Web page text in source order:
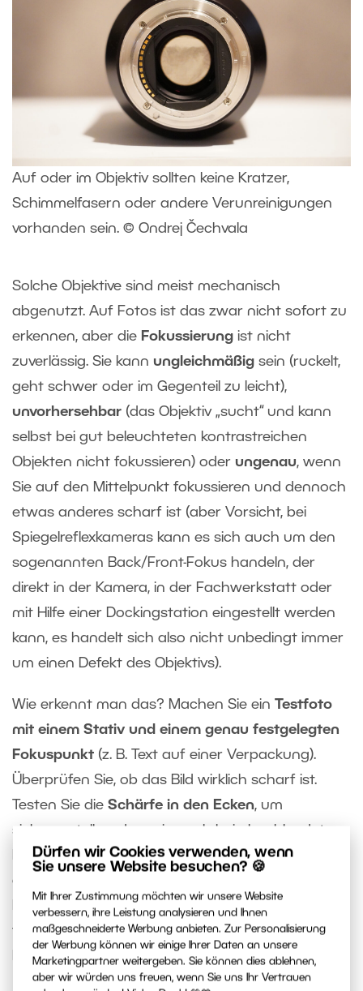
Dürfen wir Cookies verwenden, wenn
Sie unsere Website besuchen? 🍪
Mit Ihrer Zustimmung möchten wir unsere Website
verbessern, ihre Leistung analysieren und Ihnen
maßgeschneiderte Werbung anbieten. Zur Personalisierung
der Werbung können wir einige Ihrer Daten an unsere
Marketingpartner weitergeben. Sie können dies ablehnen,
aber wir würden uns freuen, wenn Sie uns Ihr Vertrauen
Auf oder im Objektiv sollten keine Kratzer,
Schimmelfasern oder andere Verunreinigungen
vorhanden sein. © Ondrej Čechvala
Solche Objektive sind meist mechanisch
abgenutzt. Auf Fotos ist das zwar nicht sofort zu
erkennen, aber die Fokussierung ist nicht
zuverlässig. Sie kann ungleichmäßig sein (ruckelt,
geht schwer oder im Gegenteil zu leicht),
unvorhersehbar (das Objektiv „sucht“ und kann
selbst bei gut beleuchteten kontrastreichen
Objekten nicht fokussieren) oder ungenau, wenn
Sie auf den Mittelpunkt fokussieren und dennoch
etwas anderes scharf ist (aber Vorsicht, bei
Spiegelreflexkameras kann es sich auch um den
sogenannten Back/Front-Fokus handeln, der
direkt in der Kamera, in der Fachwerkstatt oder
mit Hilfe einer Dockingstation eingestellt werden
kann, es handelt sich also nicht unbedingt immer
um einen Defekt des Objektivs).
Wie erkennt man das? Machen Sie ein Testfoto
mit einem Stativ und einem genau festgelegten
Fokuspunkt (z. B. Text auf einer Verpackung).
Überprüfen Sie, ob das Bild wirklich scharf ist.
Testen Sie die Schärfe in den Ecken, um
sicherzustellen, dass sie auch bei abgeblendeter
Blende nicht extrem weich ist. Achten Sie auch
darauf, dass das Bild nicht „wabert“. Bei
Detailaufnahmen, z. B. von Stoffen oder anderen
feinen Strukturen, überprüfen Sie, ob das Objektiv
Details gut wiedergibt.